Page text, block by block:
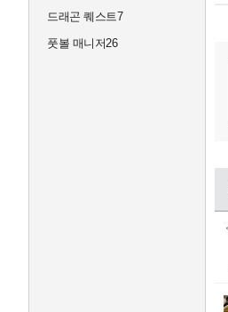
드래곤 퀘스트7
풋볼 매니저26